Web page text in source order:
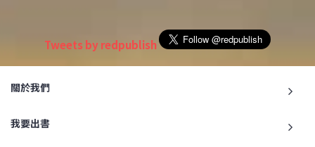
Tweets by redpublish
關於我們
我要出書